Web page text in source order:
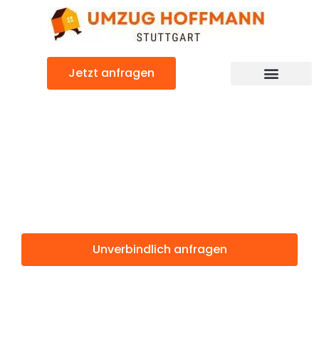
Jetzt anfragen
Unverbindlich anfragen